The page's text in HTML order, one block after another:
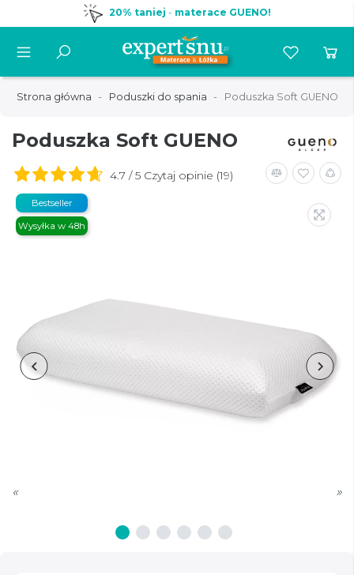
20% taniej - materace GUENO!
Strona główna Poduszki do spania Poduszka Soft GUENO
Poduszka Soft GUENO
4.7 / 5 Czytaj opinie (19)
Bestseller
Wysyłka w 48h
« »